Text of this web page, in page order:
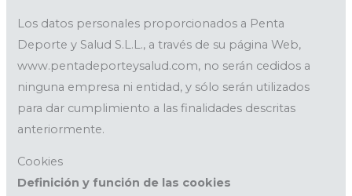
Los datos personales proporcionados a Penta
Deporte y Salud S.L.L., a través de su página Web,
www.pentadeporteysalud.com, no serán cedidos a
ninguna empresa ni entidad, y sólo serán utilizados
para dar cumplimiento a las finalidades descritas
anteriormente.
Cookies
Definición y función de las cookies